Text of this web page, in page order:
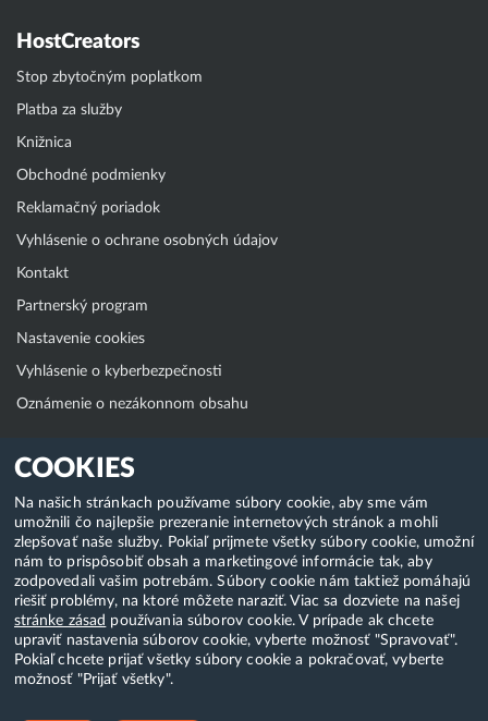
COOKIES
Na našich stránkach používame súbory cookie, aby sme vám
umožnili čo najlepšie prezeranie internetových stránok a mohli
zlepšovať naše služby. Pokiaľ prijmete všetky súbory cookie, umožní
nám to prispôsobiť obsah a marketingové informácie tak, aby
zodpovedali vašim potrebám. Súbory cookie nám taktiež pomáhajú
riešiť problémy, na ktoré môžete naraziť. Viac sa dozviete na našej
stránke zásad používania súborov cookie. V prípade ak chcete
upraviť nastavenia súborov cookie, vyberte možnosť "Spravovať".
Pokiaľ chcete prijať všetky súbory cookie a pokračovať, vyberte
možnosť "Prijať všetky".
HostCreators
Stop zbytočným poplatkom
Platba za služby
Knižnica
Obchodné podmienky
Reklamačný poriadok
Vyhlásenie o ochrane osobných údajov
Kontakt
Partnerský program
Nastavenie cookies
Vyhlásenie o kyberbezpečnosti
Oznámenie o nezákonnom obsahu
Klientská zóna
WebAdmin
WebMail
Zmena hesla (E-mail, FTP, SSH)
Webhosting
Domény